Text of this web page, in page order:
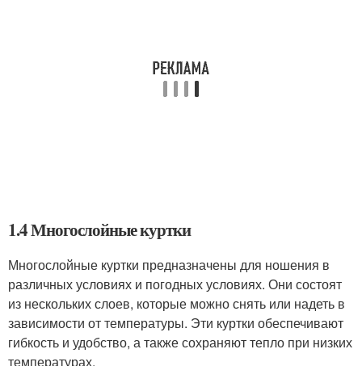
1.4 Многослойные куртки
Многослойные куртки предназначены для ношения в
различных условиях и погодных условиях. Они состоят
из нескольких слоев, которые можно снять или надеть в
зависимости от температуры. Эти куртки обеспечивают
гибкость и удобство, а также сохраняют тепло при низких
температурах.